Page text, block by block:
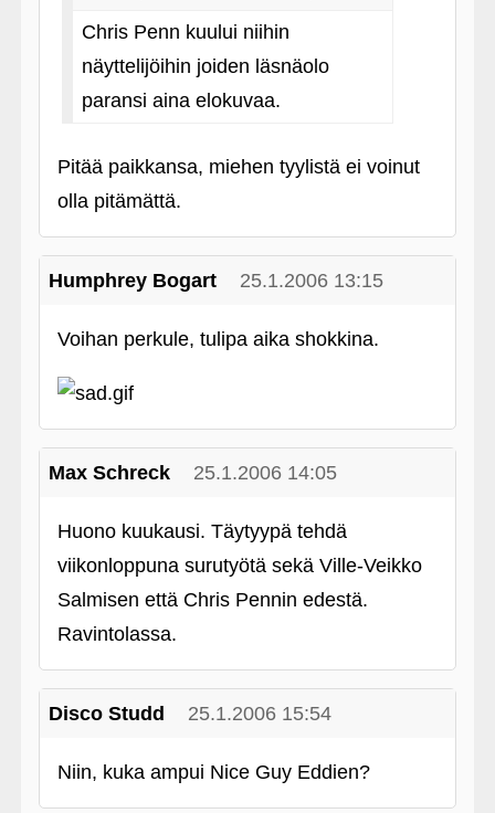
Chris Penn kuului niihin
näyttelijöihin joiden läsnäolo
paransi aina elokuvaa.
Pitää paikkansa, miehen tyylistä ei voinut
olla pitämättä.
Humphrey Bogart 25.1.2006 13:15
Voihan perkule, tulipa aika shokkina.
Max Schreck 25.1.2006 14:05
Huono kuukausi. Täytyypä tehdä
viikonloppuna surutyötä sekä Ville-Veikko
Salmisen että Chris Pennin edestä.
Ravintolassa.
Disco Studd 25.1.2006 15:54
Niin, kuka ampui Nice Guy Eddien?